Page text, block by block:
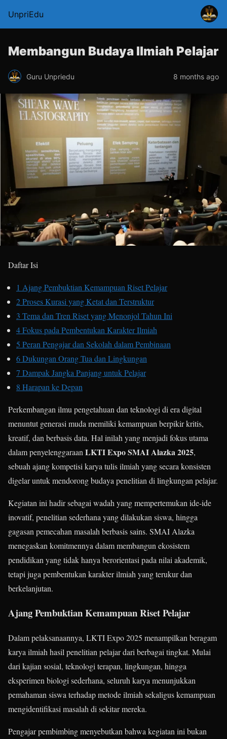
UnpriEdu
Membangun Budaya Ilmiah Pelajar
Guru Unpriedu 8 months ago
Daftar Isi
1 Ajang Pembuktian Kemampuan Riset Pelajar
2Proses Kurasi yang Ketat dan Terstruktur
3 Tema dan Tren Riset yang Menonjol Tahun Ini
4Fokus pada Pembentukan Karakter Ilmiah
5 Peran Pengajar dan Sekolah dalam Pembinaan
6Dukungan Orang Tua dan Lingkungan
7 Dampak Jangka Panjang untuk Pelajar
8 Harapan ke Depan
Perkembangan ilmu pengetahuan dan teknologi di era digital
menuntut generasi muda memiliki kemampuan berpikir kritis,
kreatif, dan berbasis data. Hal inilah yang menjadi fokus utama
dalam penyelenggaraan LKTI Expo SMAI Alazka 2025,
sebuah ajang kompetisi karya tulis ilmiah yang secara konsisten
digelar untuk mendorong budaya penelitian di lingkungan pelajar.
Kegiatan ini hadir sebagai wadah yang mempertemukan ide-ide
inovatif, penelitian sederhana yang dilakukan siswa, hingga
gagasan pemecahan masalah berbasis sains. SMAI Alazka
menegaskan komitmennya dalam membangun ekosistem
pendidikan yang tidak hanya berorientasi pada nilai akademik,
tetapi juga pembentukan karakter ilmiah yang terukur dan
berkelanjutan.
Ajang Pembuktian Kemampuan Riset Pelajar
Dalam pelaksanaannya, LKTI Expo 2025 menampilkan beragam
karya ilmiah hasil penelitian pelajar dari berbagai tingkat. Mulai
dari kajian sosial, teknologi terapan, lingkungan, hingga
eksperimen biologi sederhana, seluruh karya menunjukkan
pemahaman siswa terhadap metode ilmiah sekaligus kemampuan
mengidentifikasi masalah di sekitar mereka.
Pengajar pembimbing menyebutkan bahwa kegiatan ini bukan